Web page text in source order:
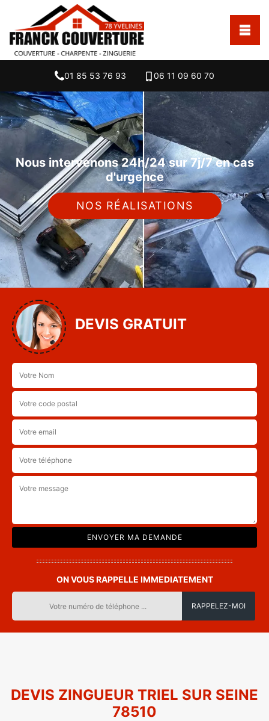
01 85 53 76 93 06 11 09 60 70
Nous intervenons 24h/24 sur 7j/7 en cas
d'urgence
NOS RÉALISATIONS
DEVIS GRATUIT
ON VOUS RAPPELLE IMMEDIATEMENT
DEVIS ZINGUEUR TRIEL SUR SEINE
78510